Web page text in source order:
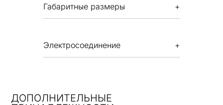
Габаритные размеры
Электросоединение
ДОПОЛНИТЕЛЬНЫЕ